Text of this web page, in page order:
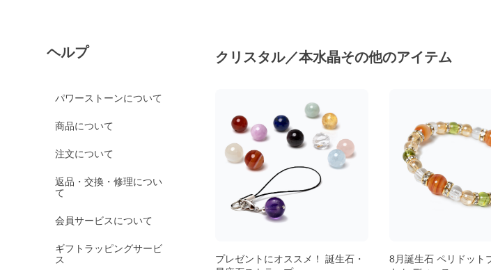
ヘルプ
パワーストーンについて
商品について
注文について
返品・交換・修理につい
て
会員サービスについて
ギフトラッピングサービ
ス
クリスタル／本水晶その他のアイテム
プレゼントにオススメ！ 誕生石・
8月誕生石 ペリドットブレスレッ
月のペンダント 12ヶ